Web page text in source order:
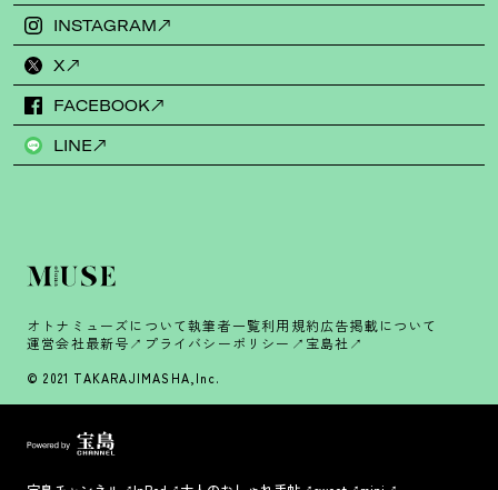
INSTAGRAM
X
FACEBOOK
LINE
オトナミューズについて執筆者一覧利用規約広告掲載について
運営会社最新号 プライバシーポリシー 宝島社
© 2021 TAKARAJIMASHA,Inc.